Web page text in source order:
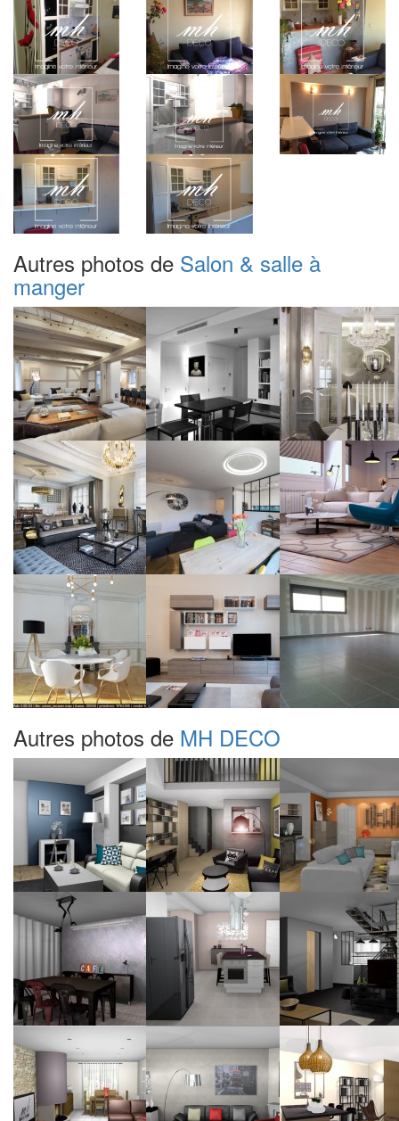
Autres photos de Salon & salle à
manger
Autres photos de MH DECO